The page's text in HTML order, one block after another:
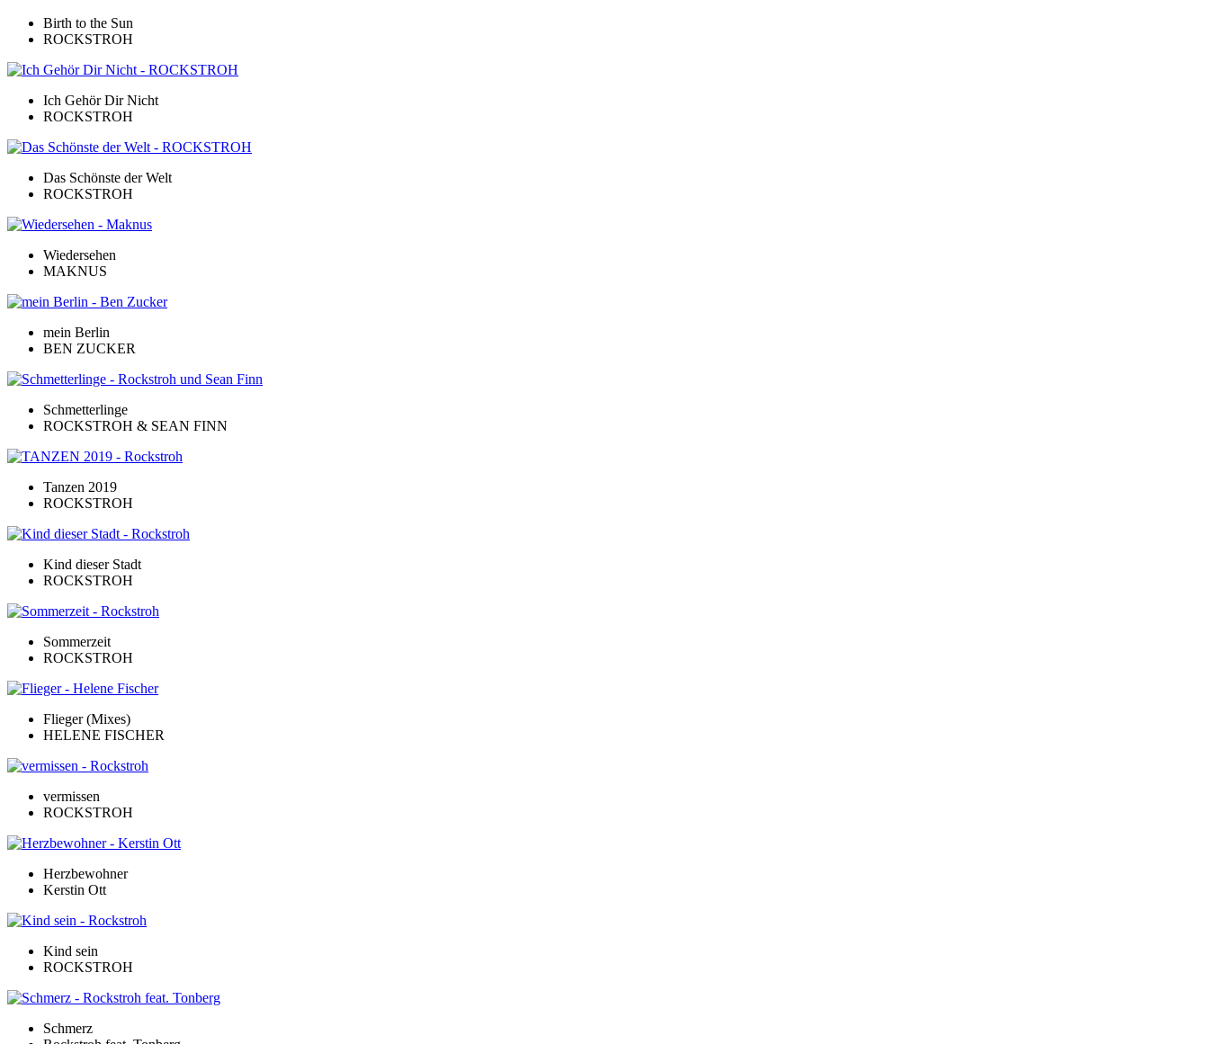
Birth to the Sun
ROCKSTROH
Ich Gehör Dir Nicht
ROCKSTROH
Das Schönste der Welt
ROCKSTROH
Wiedersehen
MAKNUS
mein Berlin
BEN ZUCKER
Schmetterlinge
ROCKSTROH & SEAN FINN
Tanzen 2019
ROCKSTROH
Kind dieser Stadt
ROCKSTROH
Sommerzeit
ROCKSTROH
Flieger (Mixes)
HELENE FISCHER
vermissen
ROCKSTROH
Herzbewohner
Kerstin Ott
Kind sein
ROCKSTROH
Schmerz